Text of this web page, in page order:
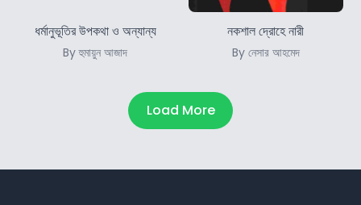
ধর্মানুভূতির উপকথা ও অন্যান্য
By হুমায়ুন আজাদ
নকশাল দ্রোহে নারী
By নেসার আহমেদ
Load More